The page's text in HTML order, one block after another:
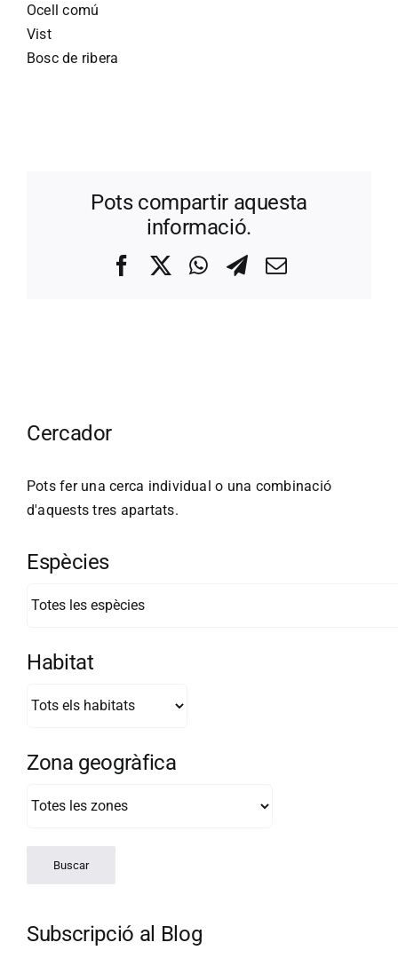
Ocell comú
Vist
Bosc de ribera
Pots compartir aquesta
informació.
FacebookWhatsApp
Telegram
Correo
Cercador
Pots fer una cerca individual o una combinació
d'aquests tres apartats.
Espècies
Habitat
Zona geogràfica
Subscripció al Blog